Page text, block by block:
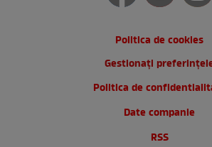
Politica de cookies
Gestionați
Politica de
Date companie
RSS